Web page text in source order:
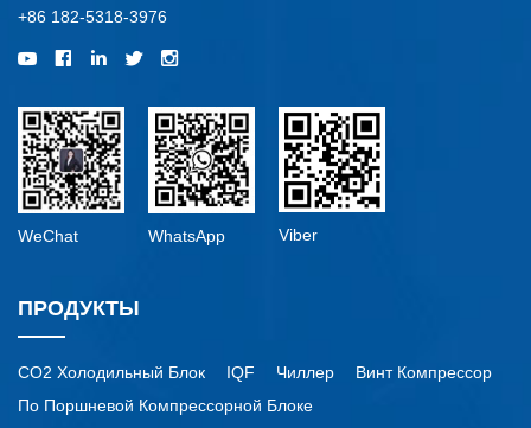
+86 182-5318-3976
WeChat WhatsApp Viber
ПРОДУКТЫ
CO2 Холодильный Блок IQF Чиллер
Винт Компрессор
По Поршневой Компрессорной Блоке